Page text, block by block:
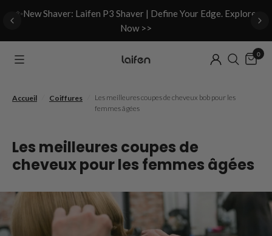
✨New Shaver: Laifen P3 Shaver | Define Your Edge. Explore
Now >>
0
Accueil Coiffures
Les meilleures coupes de cheveux bob pour les
femmes âgées
Les meilleures coupes de
cheveux pour les femmes âgées